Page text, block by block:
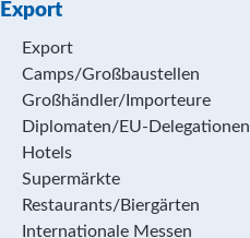
Export
Export
Camps/Großbaustellen
Großhändler/Importeure
Diplomaten/EU-Delegationen
Hotels
Supermärkte
Restaurants/Biergärten
Internationale Messen